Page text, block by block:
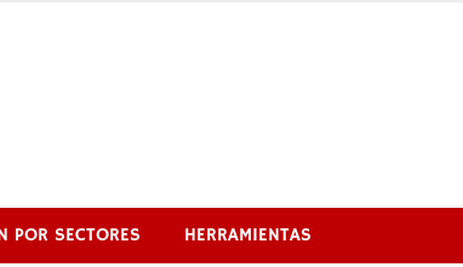
POR SECTORES HERRAMIENTAS